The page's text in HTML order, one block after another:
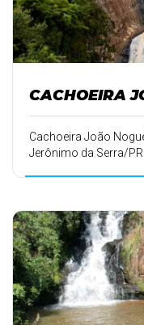
CACHOEIRA
Cachoeira João
Jerônimo da Serra/PR